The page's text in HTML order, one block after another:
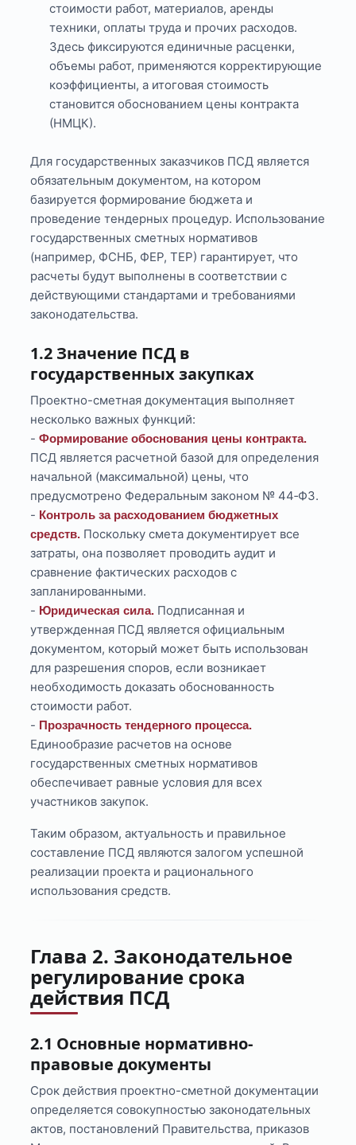
стоимости работ, материалов, аренды
техники, оплаты труда и прочих расходов.
Здесь фиксируются единичные расценки,
объемы работ, применяются корректирующие
коэффициенты, а итоговая стоимость
становится обоснованием цены контракта
(НМЦК).
Для государственных заказчиков ПСД является
обязательным документом, на котором
базируется формирование бюджета и
проведение тендерных процедур. Использование
государственных сметных нормативов
(например, ФСНБ, ФЕР, ТЕР) гарантирует, что
расчеты будут выполнены в соответствии с
действующими стандартами и требованиями
законодательства.
1.2 Значение ПСД в
государственных закупках
Проектно-сметная документация выполняет
несколько важных функций:
-Формирование обоснования цены контракта.
ПСД является расчетной базой для определения
начальной (максимальной) цены, что
предусмотрено Федеральным законом № 44‑ФЗ.
- Контроль за расходованием бюджетных
средств. Поскольку смета документирует все
затраты, она позволяет проводить аудит и
сравнение фактических расходов с
запланированными.
- Юридическая сила. Подписанная и
утвержденная ПСД является официальным
документом, который может быть использован
для разрешения споров, если возникает
необходимость доказать обоснованность
стоимости работ.
- Прозрачность тендерного процесса.
Единообразие расчетов на основе
государственных сметных нормативов
обеспечивает равные условия для всех
участников закупок.
Таким образом, актуальность и правильное
составление ПСД являются залогом успешной
реализации проекта и рационального
использования средств.
Глава 2. Законодательное
регулирование срока
действия ПСД
2.1 Основные нормативно-
правовые документы
Срок действия проектно-сметной документации
определяется совокупностью законодательных
актов, постановлений Правительства, приказов